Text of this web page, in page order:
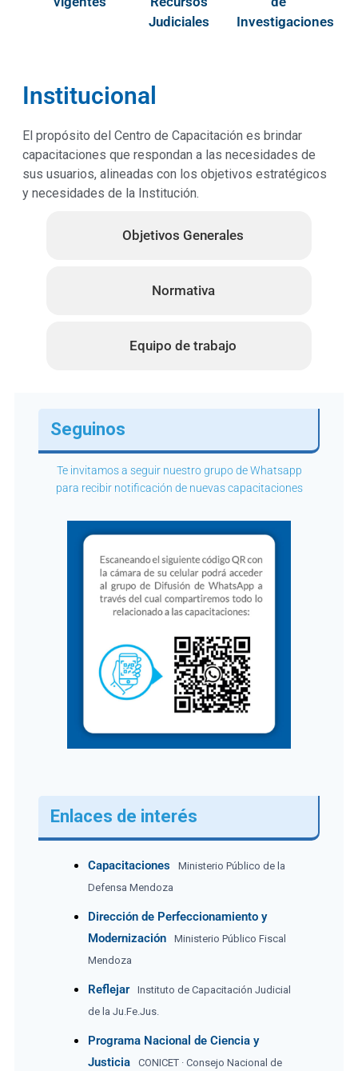
Judiciales
Investigaciones
Institucional
El propósito del Centro de Capacitación es brindar
capacitaciones que respondan a las necesidades de
sus usuarios, alineadas con los objetivos estratégicos
y necesidades de la Institución.
Objetivos Generales
Normativa
Equipo de trabajo
Seguinos
Te invitamos a seguir nuestro grupo de Whatsapp
para recibir notificación de nuevas capacitaciones
Enlaces de interés
Capacitaciones
Ministerio Público de la
Defensa Mendoza
Dirección de Perfeccionamiento y
Modernización
Ministerio Público Fiscal
Mendoza
Reflejar
Instituto de Capacitación Judicial
de la Ju.Fe.Jus.
Programa Nacional de Ciencia y
Justicia
CONICET · Consejo Nacional de